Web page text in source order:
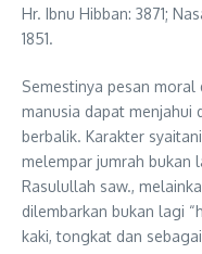
Hr. Ibnu Hibban: 3871;
1851.
Semestinya pesan
manusia dapat menjahui
berbalik. Karakter
melempar jumrah bukan
Rasulullah saw.,
dilembarkan bukan lagi
kaki, tongkat dan